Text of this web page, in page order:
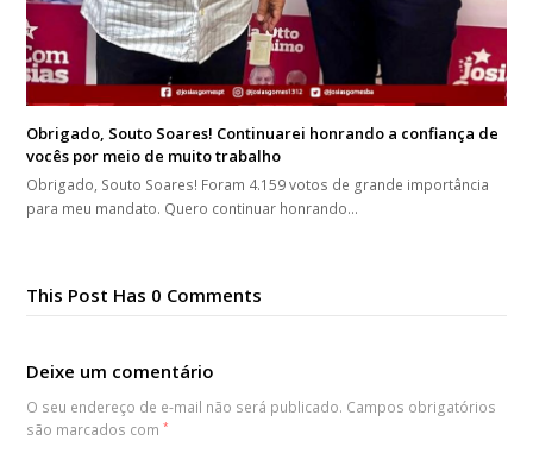
Obrigado, Souto Soares! Continuarei honrando a confiança de
vocês por meio de muito trabalho
Obrigado, Souto Soares! Foram 4.159 votos de grande importância
para meu mandato. Quero continuar honrando…
This Post Has 0 Comments
Deixe um comentário
O seu endereço de e-mail não será publicado. Campos obrigatórios
são marcados com*